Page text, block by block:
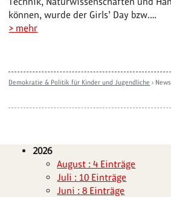
können, wurde der Girls’ Day bzw.…
> mehr
Demokratie & Politik für Kinder und Jugendliche ›
2026
August : 4 Einträge
Juli : 10 Einträge
Juni : 8 Einträge